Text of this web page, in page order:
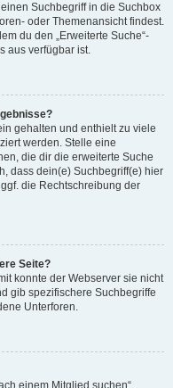
Suchbegriff in die Suchbox
oder Themenansicht findest.
du den „Erweiterte Suche“-
aus verfügbar ist.
gehalten und enthielt zu viele
werden. Stelle eine
die dir die erweiterte Suche
dass dein(e) Suchbegriff(e) hier
die Rechtschreibung der
Seite?
konnte der Webserver sie nicht
gib spezifischere Suchbegriffe
Unterforen.
einem Mitglied suchen“.